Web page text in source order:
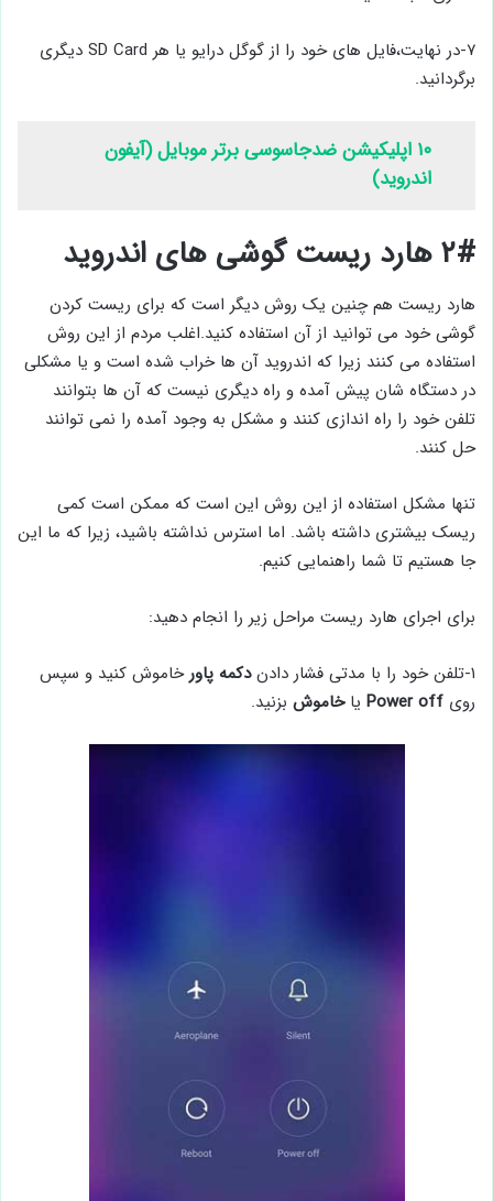
۷-در نهایت،فایل های خود را از گوگل درایو یا هر SD Card دیگری
برگردانید.
۱۰ اپلیکیشن ضدجاسوسی برتر موبایل (آیفون
اندروید)
۲# هارد ریست گوشی های اندروید
هارد ریست هم چنین یک روش دیگر است که برای ریست کردن
گوشی خود می توانید از آن استفاده کنید.اغلب مردم از این روش
استفاده می کنند زیرا که اندروید آن ها خراب شده است و یا مشکلی
در دستگاه شان پیش آمده و راه دیگری نیست که آن ها بتوانند
تلفن خود را راه اندازی کنند و مشکل به وجود آمده را نمی توانند
حل کنند.
تنها مشکل استفاده از این روش این است که ممکن است کمی
ریسک بیشتری داشته باشد. اما استرس نداشته باشید، زیرا که ما این
جا هستیم تا شما راهنمایی کنیم.
برای اجرای هارد ریست مراحل زیر را انجام دهید:
۱-تلفن خود را با مدتی فشار دادن دکمه پاورخاموش کنید و سپس
روی Power off یاخاموش بزنید.